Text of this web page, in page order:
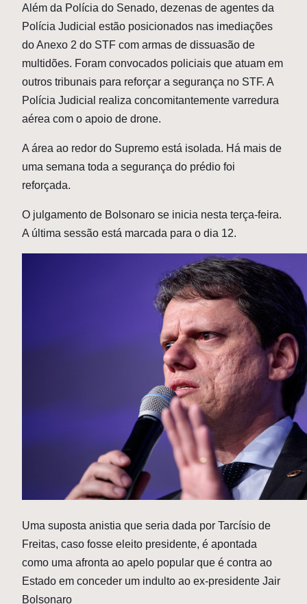
Além da Polícia do Senado, dezenas de agentes da
Polícia Judicial estão posicionados nas imediações
do Anexo 2 do STF com armas de dissuasão de
multidões. Foram convocados policiais que atuam em
outros tribunais para reforçar a segurança no STF. A
Polícia Judicial realiza concomitantemente varredura
aérea com o apoio de drone.
A área ao redor do Supremo está isolada. Há mais de
uma semana toda a segurança do prédio foi
reforçada.
O julgamento de Bolsonaro se inicia nesta terça-feira.
A última sessão está marcada para o dia 12.
Uma suposta anistia que seria dada por Tarcísio de
Freitas, caso fosse eleito presidente, é apontada
como uma afronta ao apelo popular que é contra ao
Estado em conceder um indulto ao ex-presidente Jair
Bolsonaro